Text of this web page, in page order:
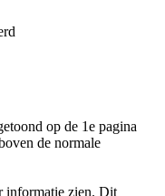
op de 1e pagina
de normale
informatie zien. Dit